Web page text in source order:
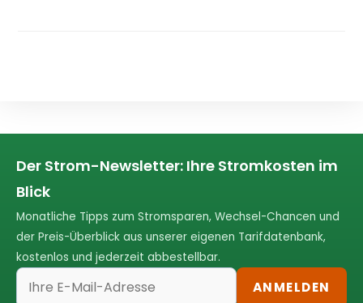
Der Strom-Newsletter: Ihre Stromkosten im
Blick
Monatliche Tipps zum Stromsparen, Wechsel-Chancen und
der Preis-Überblick aus unserer eigenen Tarifdatenbank,
kostenlos und jederzeit abbestellbar.
ANMELDEN